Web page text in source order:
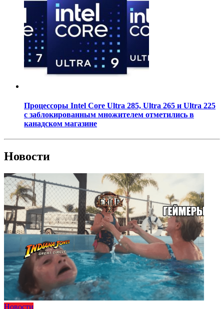
Процессоры Intel Core Ultra 285, Ultra 265 и Ultra 225
с заблокированным множителем отметились в
канадском магазине
Новости
Новости